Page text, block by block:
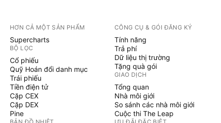
HƠN CẢ MỘT SẢN PHẨM
Supercharts
BỘ LỌC
Cổ phiếu
Quỹ Hoán đổi danh mục
Trái phiếu
Tiền điện tử
Cặp CEX
Cặp DEX
Pine
CÔNG CỤ & GÓI ĐĂNG KÝ
Tính năng
Trả phí
Dữ liệu thị trường
Tặng quà gói
GIAO DỊCH
Tổng quan
Nhà môi giới
So sánh các nhà môi giới
Cuộc thi The Leap